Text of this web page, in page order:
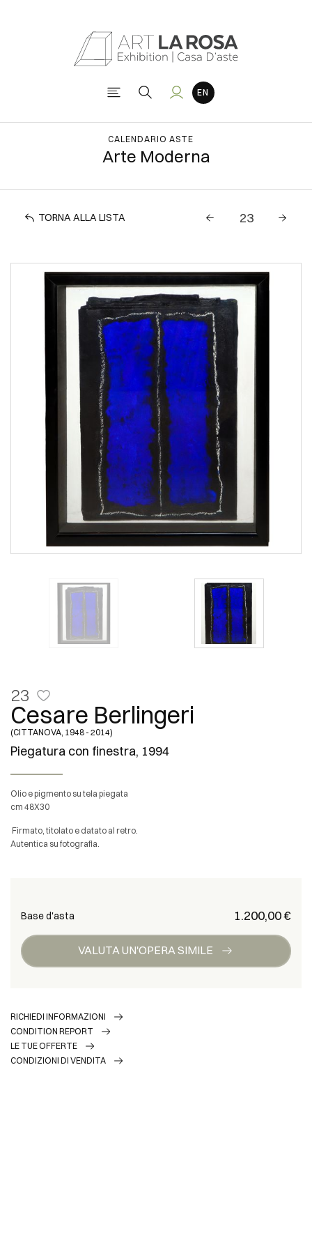
CALENDARIO ASTE
Arte Moderna
TORNA ALLA LISTA
23
Cesare Berlingeri
(CITTANOVA, 1948 - 2014)
Piegatura con finestra, 1994
olio e pigmento su tela piegata
cm 48X30
Firmato, titolato e datato al retro.
Autentica su fotografia.
€ 1.200,00
Base d'asta
VALUTA UN'OPERA SIMILE
RICHIEDI INFORMAZIONI
CONDITION REPORT
LE TUE OFFERTE
CONDIZIONI DI VENDITA